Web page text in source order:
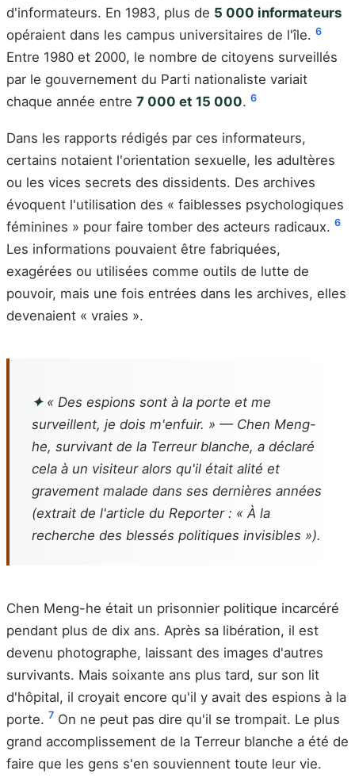
d'informateurs. En 1983, plus de 5 000 informateurs
opéraient dans les campus universitaires de l'île. 6
Entre 1980 et 2000, le nombre de citoyens surveillés
par le gouvernement du Parti nationaliste variait
chaque année entre 7 000 et 15 000. 6
Dans les rapports rédigés par ces informateurs,
certains notaient l'orientation sexuelle, les adultères
ou les vices secrets des dissidents. Des archives
évoquent l'utilisation des « faiblesses psychologiques
féminines » pour faire tomber des acteurs radicaux. 6
Les informations pouvaient être fabriquées,
exagérées ou utilisées comme outils de lutte de
pouvoir, mais une fois entrées dans les archives, elles
devenaient « vraies ».
✦« Des espions sont à la porte et me
surveillent, je dois m'enfuir. » — Chen Meng-
he, survivant de la Terreur blanche, a déclaré
cela à un visiteur alors qu'il était alité et
gravement malade dans ses dernières années
(extrait de l'article du Reporter: « À la
recherche des blessés politiques invisibles »).
Chen Meng-he était un prisonnier politique incarcéré
pendant plus de dix ans. Après sa libération, il est
devenu photographe, laissant des images d'autres
survivants. Mais soixante ans plus tard, sur son lit
d'hôpital, il croyait encore qu'il y avait des espions à la
porte. 7 On ne peut pas dire qu'il se trompait. Le plus
grand accomplissement de la Terreur blanche a été de
faire que les gens s'en souviennent toute leur vie.